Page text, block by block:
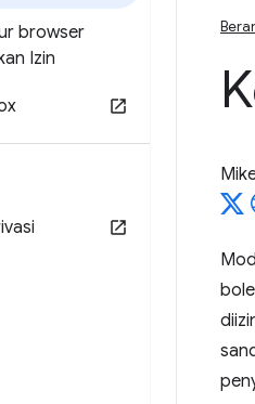
browser
Izin